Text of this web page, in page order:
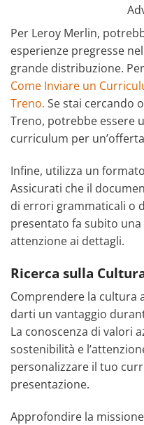
Per Leroy Merlin,
esperienze pregresse
grande distribuzione.
Come Inviare un
Treno. Se stai cercando
Treno, potrebbe essere
curriculum per
Infine, utilizza un
Assicurati che il
di errori grammaticali o
presentato fa subito
attenzione ai dettagli.
Ricerca sulla
Comprendere la cultura
darti un vantaggio
La conoscenza di valori
sostenibilità e
personalizzare il tuo
presentazione.
Approfondire la